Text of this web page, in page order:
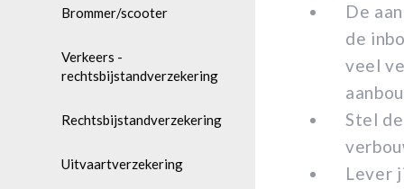
Brommer/scooter
Verkeers -
rechtsbijstandverzekering
Rechtsbijstandverzekering
Uitvaartverzekering
De
de
veel
Stel
Lever